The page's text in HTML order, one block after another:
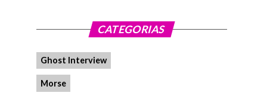
CATEGORIAS
Ghost Interview
Morse